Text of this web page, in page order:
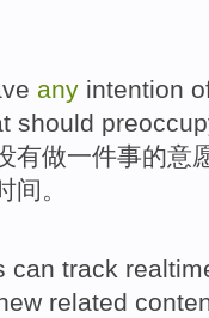
any intention
should
有做一件事的意
间。
can track
related